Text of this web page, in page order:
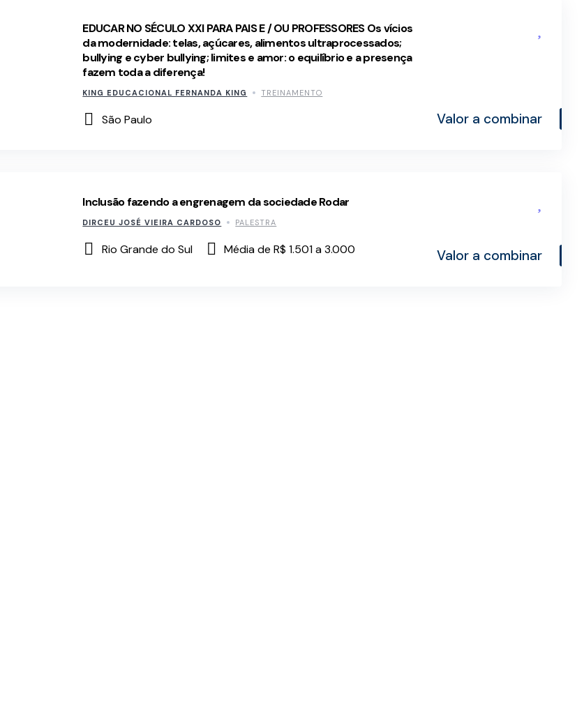
EDUCAR NO SÉCULO XXI PARA PAIS E / OU PROFESSORES Os vícios
da modernidade: telas, açúcares, alimentos ultraprocessados;
bullying e cyber bullying; limites e amor: o equilíbrio e a presença
fazem toda a diferença!
KING EDUCACIONAL FERNANDA KING TREINAMENTO
São Paulo Valor a combinar
Inclusão fazendo a engrenagem da sociedade Rodar
DIRCEU JOSÉ VIEIRA CARDOSO PALESTRA
Rio Grande do Sul Média de R$ 1.501 a 3.000 Valor a combinar